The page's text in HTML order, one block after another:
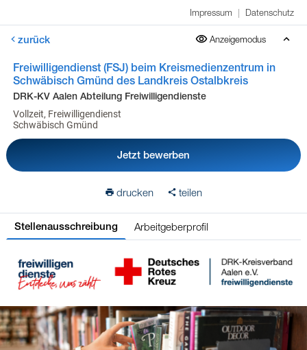
Impressum | Datenschutz
zurück Anzeigemodus
Freiwilligendienst (FSJ) beim Kreismedienzentrum in
Schwäbisch Gmünd des Landkreis Ostalbkreis
DRK-KV Aalen Abteilung Freiwilligendienste
Vollzeit, Freiwilligendienst
Schwäbisch Gmünd
Jetzt bewerben
drucken teilen
Stellenausschreibung Arbeitgeberprofil